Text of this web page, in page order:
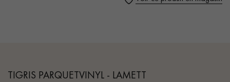
TIGRIS PARQUETVINYL - LAMETT